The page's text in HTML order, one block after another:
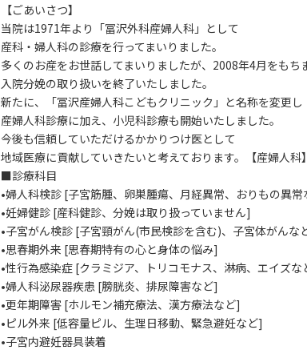
【ごあいさつ】
当院は1971年より「冨沢外科産婦人科」として
産科・婦人科の診療を行ってまいりました。
多くのお産をお世話してまいりましたが、2008年4月をもち
入院分娩の取り扱いを終了いたしました。
新たに、「冨沢産婦人科こどもクリニック」と名称を変更し
産婦人科診療に加え、小児科診療も開始いたしました。
今後も信頼していただけるかかりつけ医として
地域医療に貢献していきたいと考えております。【産婦人科】
■診療科目
•婦人科検診 [子宮筋腫、卵巣腫瘍、月経異常、おりもの異常
•妊婦健診 [産科健診、分娩は取り扱っていません]
•子宮がん検診 [子宮頸がん(市民検診を含む)、子宮体がんな
•思春期外来 [思春期特有の心と身体の悩み]
•性行為感染症 [クラミジア、トリコモナス、淋病、エイズな
•婦人科泌尿器疾患 [膀胱炎、排尿障害など]
•更年期障害 [ホルモン補充療法、漢方療法など]
•ピル外来 [低容量ピル、生理日移動、緊急避妊など]
•子宮内避妊器具装着